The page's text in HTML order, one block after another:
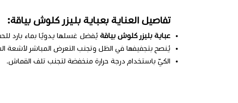
تفاصيل العناية بعباية بليزر كلوش بياقة:
عباية بليزر كلوش بياقة يُفضل غسلها يدويًا بماء بارد
يُنصح بتجفيفها في الظل وتجنب التعرض المباشر لأشعة
الكيّ باستخدام درجة حرارة منخفضة لتجنب تلف القماش.